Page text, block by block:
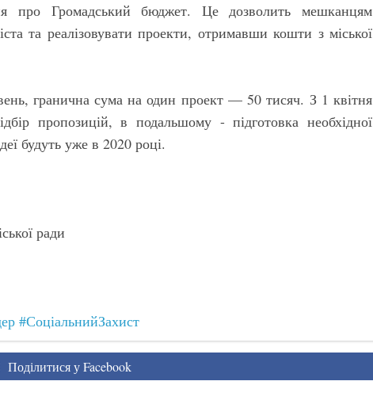
про Громадський бюджет. Це дозволить мешканцям
та реалізовувати проекти, отримавши кошти з міської
гранична сума на один проект — 50 тисяч. З 1 квітня
пропозицій, в подальшому - підготовка необхідної
будуть уже в 2020 році.
ради
#СоціальнийЗахист
Поділитися у Facebook